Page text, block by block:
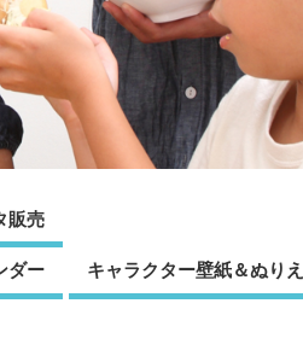
販売
ダー キャラクター壁紙＆ぬりえ